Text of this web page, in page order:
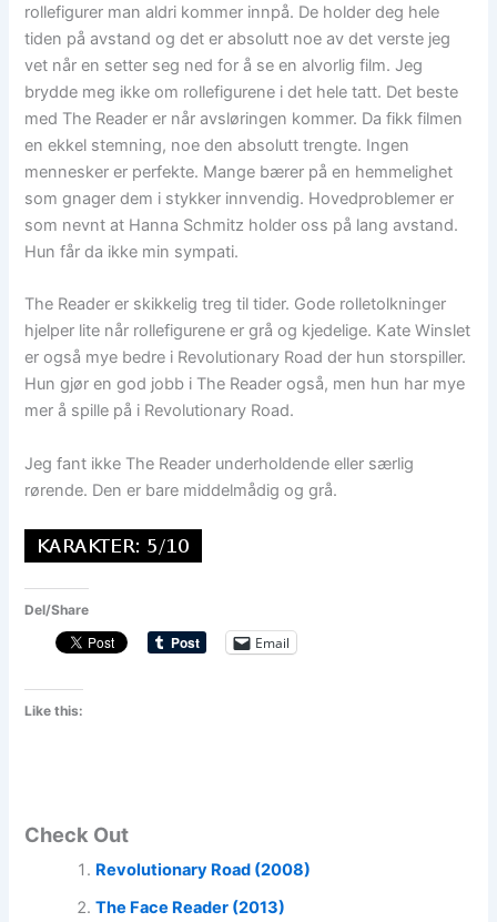
rollefigurer man aldri kommer innpå. De holder deg hele
tiden på avstand og det er absolutt noe av det verste jeg
vet når en setter seg ned for å se en alvorlig film. Jeg
brydde meg ikke om rollefigurene i det hele tatt. Det beste
med The Reader er når avsløringen kommer. Da fikk filmen
en ekkel stemning, noe den absolutt trengte. Ingen
mennesker er perfekte. Mange bærer på en hemmelighet
som gnager dem i stykker innvendig. Hovedproblemer er
som nevnt at Hanna Schmitz holder oss på lang avstand.
Hun får da ikke min sympati.
The Reader er skikkelig treg til tider. Gode rolletolkninger
hjelper lite når rollefigurene er grå og kjedelige. Kate Winslet
er også mye bedre i Revolutionary Road der hun storspiller.
Hun gjør en god jobb i The Reader også, men hun har mye
mer å spille på i Revolutionary Road.
Jeg fant ikke The Reader underholdende eller særlig
rørende. Den er bare middelmådig og grå.
Del/Share
Email
Like this:
Check Out
Revolutionary Road (2008)
The Face Reader (2013)